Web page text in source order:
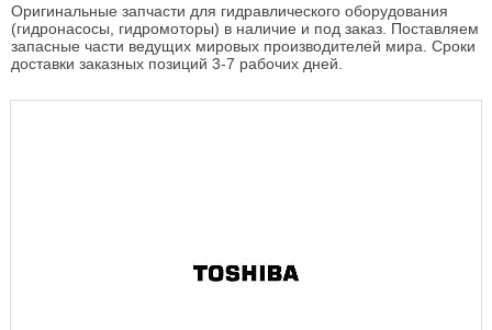
Оригинальные запчасти для гидравлического оборудования
(гидронасосы, гидромоторы) в наличие и под заказ. Поставляем
запасные части ведущих мировых производителей мира. Сроки
доставки заказных позиций 3-7 рабочих дней.